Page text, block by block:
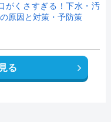
がくさすぎる！下水・汚
原因と対策・予防策
る